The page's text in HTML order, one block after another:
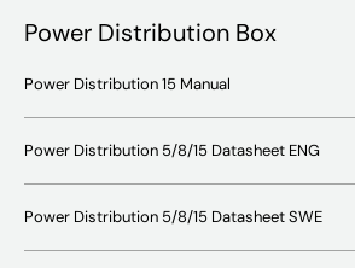
Power Distribution Box
Power Distribution 15 Manual
Power Distribution 5/8/15 Datasheet ENG
Power Distribution 5/8/15 Datasheet SWE